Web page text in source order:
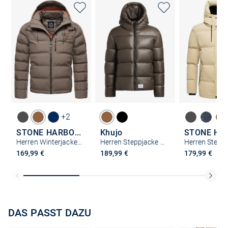
+2
STONE HARBOUR
Herren Winterjacke - Arvidoo
169,99 €
Khujo
189,99 €
179,99 €
DAS PASST DAZU